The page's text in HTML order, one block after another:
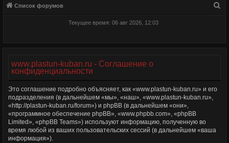
Список форумов
Текущее время: 06 авг 2026, 12:03
www.plastun-kuban.ru - Соглашение о
конфиденциальности
Это соглашение подробно объясняет, как «www.plastun-kuban.ru» и его
подразделения (в дальнейшем «мы», «наш», «www.plastun-kuban.ru»,
«http://plastun-kuban.ru/forum») и phpBB (в дальнейшем «они»,
«программное обеспечение phpBB», «www.phpbb.com», «phpBB
Limited», «phpBB Teams») используют информацию, полученную во
время любой из ваших пользовательских сессий (в дальнейшем «ваша
информация»).